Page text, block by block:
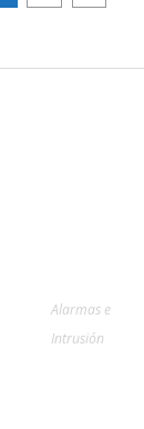
Alarmas e
Intrusión